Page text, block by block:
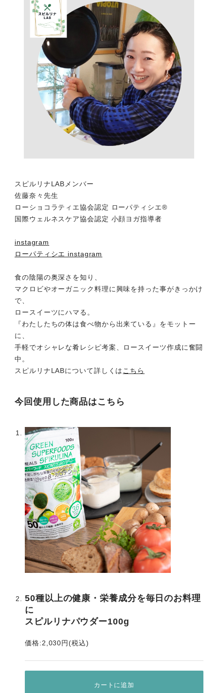
スピルリナLABメンバー
佐藤奈々先生
ローショコラティエ協会認定 ローパティシエ®︎
国際ウェルネスケア協会認定 小顔ヨガ指導者
instagram
ローパティシエ instagram
食の陰陽の奥深さを知り、
マクロビやオーガニック料理に興味を持った事がきっかけ
で、
ロースイーツにハマる。
『わたしたちの体は食べ物から出来ている』をモットー
に、
手軽でオシャレな肴レシピ考案、ロースイーツ作成に奮闘
中。
スピルリナLABについて詳しくは こちら
今回使用した商品はこちら
50種以上の健康・栄養成分を毎日のお料理
に
スピルリナパウダー100g
価格:2,030円(税込)
カートに追加